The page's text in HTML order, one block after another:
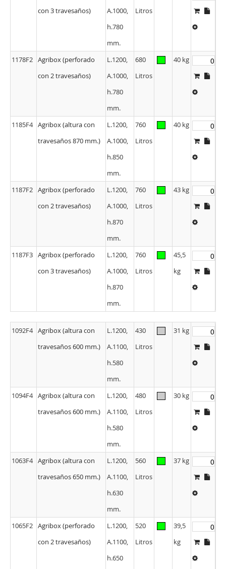
con 3 travesaños)
A.1000,
h.780
mm.
Litros
1178F2 Agribox (perforado
con 2 travesaños)
L.1200,
A.1000,
h.780
mm.
680
Litros
40 kg
1185F4 Agribox (altura con
travesaños 870 mm.)
L.1200,
A.1000,
h.850
mm.
760
Litros
40 kg
1187F2 Agribox (perforado
con 2 travesaños)
L.1200,
A.1000,
h.870
mm.
760
Litros
43 kg
1187F3 Agribox (perforado
con 3 travesaños)
L.1200,
A.1000,
h.870
mm.
760
Litros
45,5
kg
1092F4 Agribox (altura con
travesaños 600 mm.)
L.1200,
A.1100,
h.580
mm.
430
Litros
31 kg
1094F4 Agribox (altura con
travesaños 600 mm.)
L.1200,
A.1100,
h.580
mm.
480
Litros
30 kg
1063F4 Agribox (altura con
travesaños 650 mm.)
L.1200,
A.1100,
h.630
mm.
560
Litros
37 kg
1065F2 Agribox (perforado
con 2 travesaños)
L.1200,
A.1100,
h.650
520
Litros
39,5
kg